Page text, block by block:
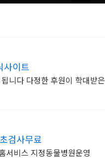
사이트
니다 다정한 후원이 학대받은
검사무료
서비스 지정동물병원운영